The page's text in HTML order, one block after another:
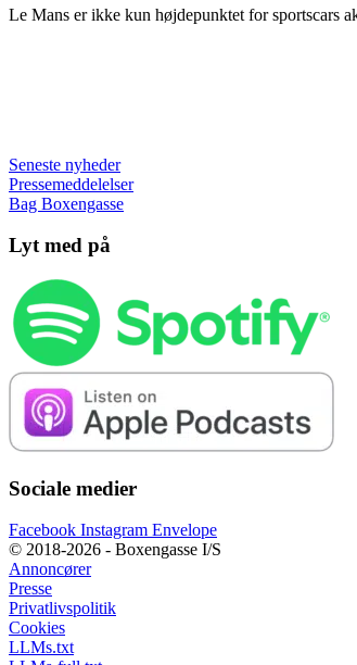
Le Mans er ikke kun højdepunktet for sportscars
Seneste nyheder
Pressemeddelelser
Bag Boxengasse
Lyt med på
Sociale medier
Facebook Instagram Envelope
© 2018-2026 - Boxengasse I/S
Annoncører
Presse
Privatlivspolitik
Cookies
LLMs.txt